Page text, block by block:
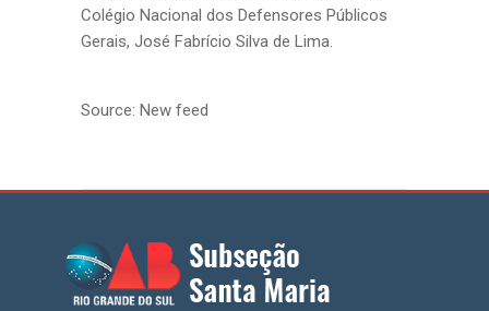
Colégio Nacional dos Defensores Públicos
Gerais, José Fabrício Silva de Lima.
Source: New feed